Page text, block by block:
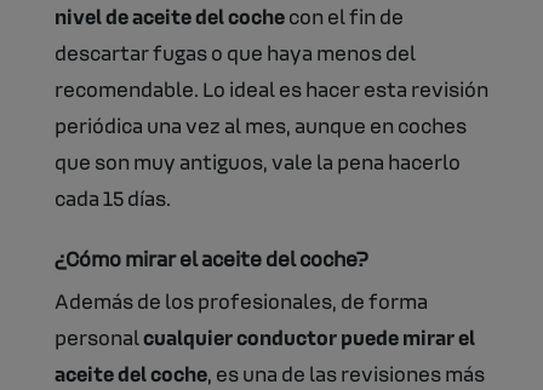
nivel de aceite del cochecon el fin de
descartar fugas o que haya menos del
recomendable. Lo ideal es hacer esta revisión
periódica una vez al mes, aunque en coches
que son muy antiguos, vale la pena hacerlo
cada 15 días.
¿Cómo mirar el aceite del coche?
Además de los profesionales, de forma
personalcualquier conductor puede mirar el
aceite del coche, es una de las revisiones más